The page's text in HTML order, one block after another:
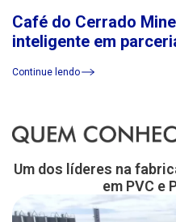
Café do Cerrado
inteligente em
Continue lendo
Um dos líderes na
em PVC e